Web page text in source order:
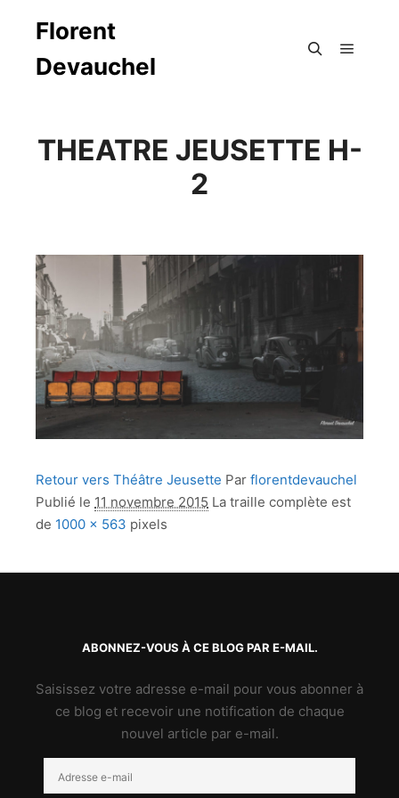
Florent
Devauchel
THEATRE JEUSETTE H-
2
Retour vers Théâtre Jeusette Par florentdevauchel
Publié le 11 novembre 2015 La traille complète est
de 1000 × 563 pixels
ABONNEZ-VOUS À CE BLOG PAR E-MAIL.
Saisissez votre adresse e-mail pour vous abonner à
ce blog et recevoir une notification de chaque
nouvel article par e-mail.
e-